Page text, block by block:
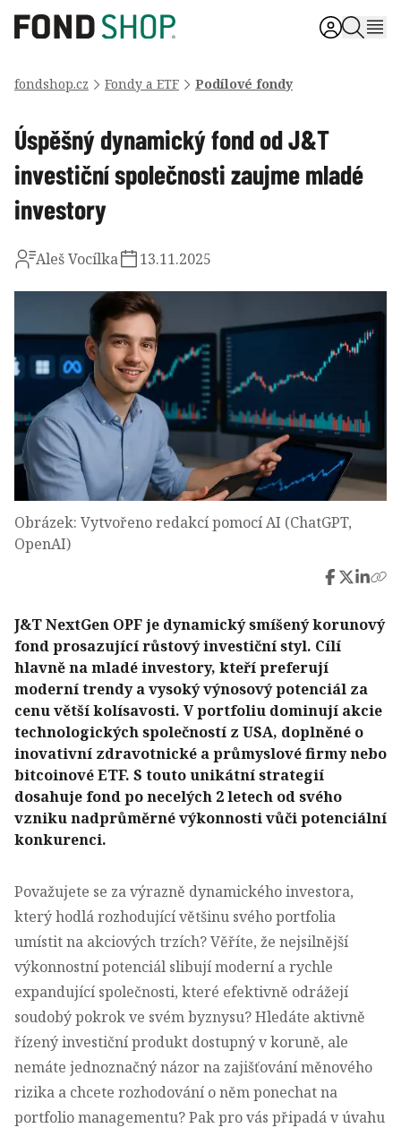
fondshop.cz Fondy a ETF Podílové fondy
Úspěšný dynamický fond od J&T
investiční společnosti zaujme mladé
investory
Aleš Vocílka 13.11.2025
Obrázek: Vytvořeno redakcí pomocí AI (ChatGPT,
OpenAI)
J&T NextGen OPF je dynamický smíšený korunový
fond prosazující růstový investiční styl. Cílí
hlavně na mladé investory, kteří preferují
moderní trendy a vysoký výnosový potenciál za
cenu větší kolísavosti. V portfoliu dominují akcie
technologických společností z USA, doplněné o
inovativní zdravotnické a průmyslové firmy nebo
bitcoinové ETF. S touto unikátní strategií
dosahuje fond po necelých 2 letech od svého
vzniku nadprůměrné výkonnosti vůči potenciální
konkurenci.
Považujete se za výrazně dynamického investora,
který hodlá rozhodující většinu svého portfolia
umístit na akciových trzích? Věříte, že nejsilnější
výkonnostní potenciál slibují moderní a rychle
expandující společnosti, které efektivně odrážejí
soudobý pokrok ve svém byznysu? Hledáte aktivně
řízený investiční produkt dostupný v koruně, ale
nemáte jednoznačný názor na zajišťování měnového
rizika a chcete rozhodování o něm ponechat na
portfolio managementu? Pak pro vás připadá v úvahu